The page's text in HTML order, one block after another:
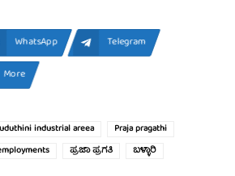
WhatsApp
Telegram
More
industrial areea
Praja pragathi
ಪ್ರಜಾ ಪ್ರಗತಿ ಬಳ್ಳಾರಿ